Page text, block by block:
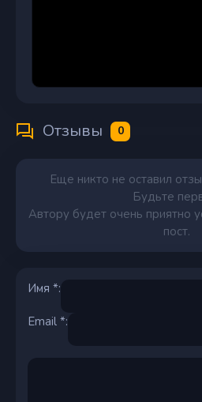
Отзывы 0
Еще никто не оставил
Будьте
Автору будет очень приятно
пост.
Имя *:
Email *: